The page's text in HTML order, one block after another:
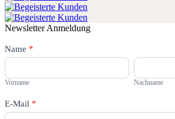
Newsletter Anmeldung
Newsletter
Name *
Vorname
Vorname
Nachname
Nachname
E-Mail *
Falls
Du
bist,
dieses
Feld